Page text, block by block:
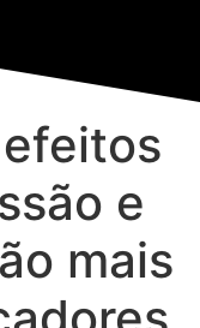
e
mais